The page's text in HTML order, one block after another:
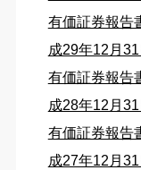
有価証券報告
成29年12月
有価証券報告
成28年12月
有価証券報告
成27年12月